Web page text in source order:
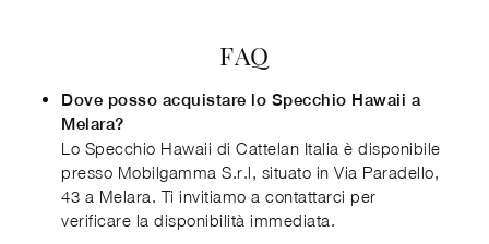
FAQ
Dove posso acquistare lo Specchio Hawaii a
Melara?
Lo Specchio Hawaii di Cattelan Italia è disponibile
presso Mobilgamma S.r.l, situato in Via Paradello,
43 a Melara. Ti invitiamo a contattarci per
verificare la disponibilità immediata.